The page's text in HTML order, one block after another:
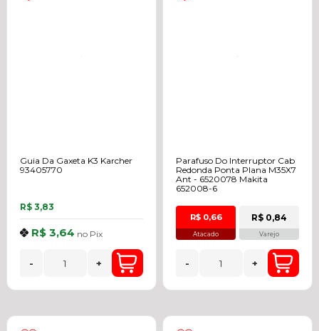
Guia Da Gaxeta K3 Karcher
93405770
R$ 3,83
R$ 3,64 no Pix
- +
Parafuso Do Interruptor Cab
Redonda Ponta Plana M35X7
Ant - 6520078 Makita
652008-6
R$ 0,66
Atacado
R$ 0,84
Varejo
- +